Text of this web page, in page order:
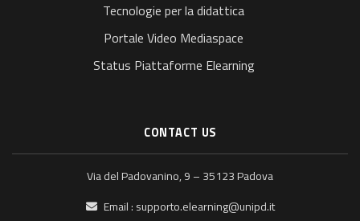
Tecnologie per la didattica
Portale Video Mediaspace
Status Piattaforme Elearning
CONTACT US
Via del Padovanino, 9 – 35123 Padova
Email : supporto.elearning@unipd.it